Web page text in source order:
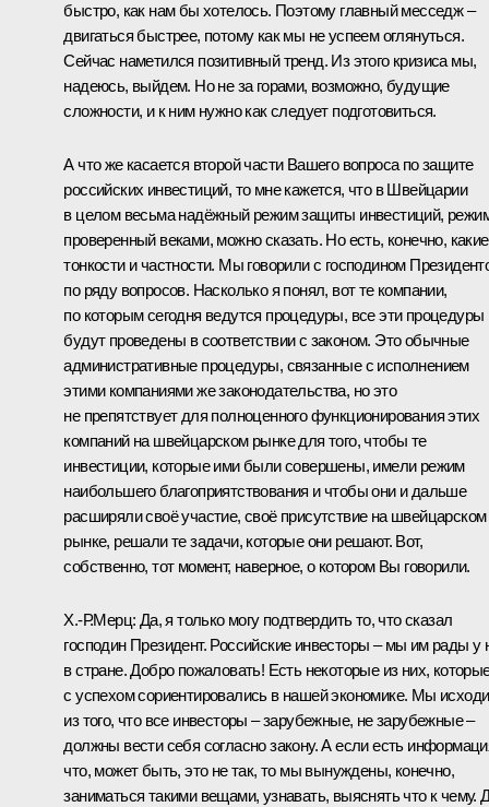
быстро, как нам бы хотелось. Поэтому главный месседж –
двигаться быстрее, потому как мы не успеем оглянуться.
Сейчас наметился позитивный тренд. Из этого кризиса мы,
надеюсь, выйдем. Но не за горами, возможно, будущие
сложности, и к ним нужно как следует подготовиться.
А что же касается второй части Вашего вопроса по защите
российских инвестиций, то мне кажется, что в Швейцарии
в целом весьма надёжный режим защиты инвестиций,
проверенный веками, можно сказать. Но есть, конечно,
тонкости и частности. Мы говорили с господином
по ряду вопросов. Насколько я понял, вот те компании,
по которым сегодня ведутся процедуры, все эти процедуры
будут проведены в соответствии с законом. Это обычные
административные процедуры, связанные с исполнением
этими компаниями же законодательства, но это
не препятствует для полноценного функционирования этих
компаний на швейцарском рынке для того, чтобы те
инвестиции, которые ими были совершены, имели режим
наибольшего благоприятствования и чтобы они и дальше
расширяли своё участие, своё присутствие на швейцарском
рынке, решали те задачи, которые они решают. Вот,
собственно, тот момент, наверное, о котором Вы говорили.
Х.-Р.Мерц: Да, я только могу подтвердить то, что сказал
господин Президент. Российские инвесторы – мы им рады у
в стране. Добро пожаловать! Есть некоторые из них,
с успехом сориентировались в нашей экономике. Мы
из того, что все инвесторы – зарубежные, не зарубежные –
должны вести себя согласно закону. А если есть
что, может быть, это не так, то мы вынуждены, конечно,
заниматься такими вещами, узнавать, выяснять что к чему.